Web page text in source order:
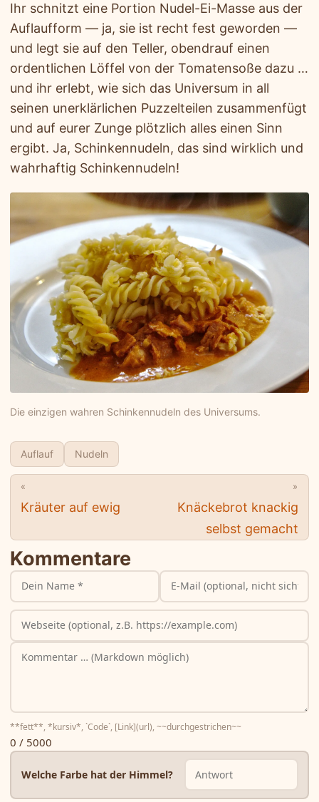
Ihr schnitzt eine Portion Nudel-Ei-Masse aus der
Auflaufform — ja, sie ist recht fest geworden —
und legt sie auf den Teller, obendrauf einen
ordentlichen Löffel von der Tomatensoße dazu …
und ihr erlebt, wie sich das Universum in all
seinen unerklärlichen Puzzelteilen zusammenfügt
und auf eurer Zunge plötzlich alles einen Sinn
ergibt. Ja, Schinkennudeln, das sind wirklich und
wahrhaftig Schinkennudeln!
Die einzigen wahren Schinkennudeln des Universums.
Auflauf Nudeln
«
Kräuter auf ewig
»
Knäckebrot knackig
selbst gemacht
Kommentare
**fett**, *kursiv*, `Code`, [Link](url), ~~durchgestrichen~~
0 / 5000
Welche Farbe hat der Himmel?